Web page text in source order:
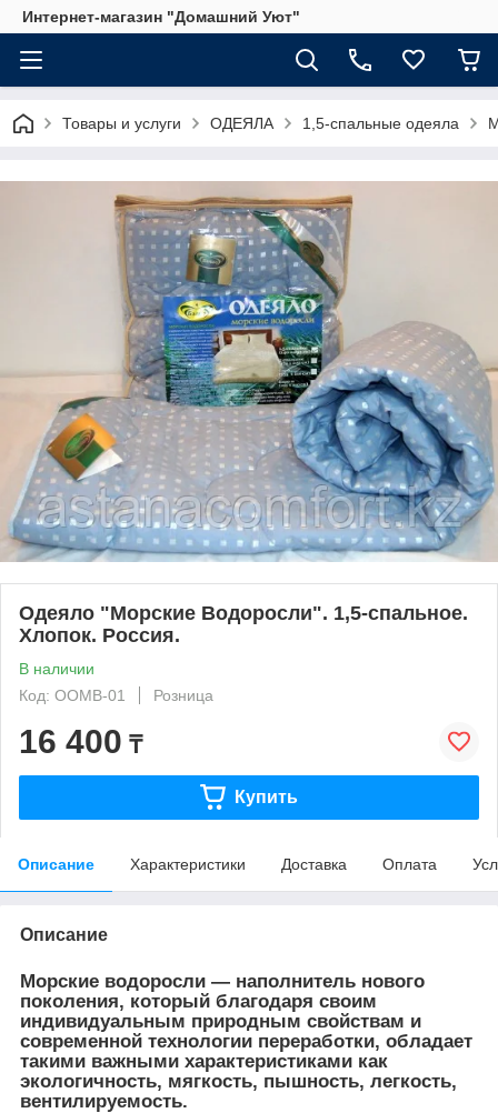
Интернет-магазин "Домашний Уют"
Товары и услуги ОДЕЯЛА 1,5-спальные одеяла
Одеяло "Морские Водоросли". 1,5-спальное.
Хлопок. Россия.
В наличии
Код: ООМВ-01
Розница
16 400 ₸
Купить
Описание Характеристики Доставка Оплата
Описание
Морские водоросли ― наполнитель нового
поколения, который благодаря своим
индивидуальным природным свойствам и
современной технологии переработки, обладает
такими важными характеристиками как
экологичность, мягкость, пышность, легкость,
вентилируемость.